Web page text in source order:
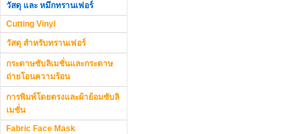
วัสดุ และ หมึกทรานเฟอร์
Cutting Vinyl
วัสดุ สำหรับทรานเฟอร์
กระดาษซับลิเมชั่นและกระดาษ
ถ่ายโอนความร้อน
การพิมพ์โดยตรงและผ้าย้อมซับลิ
เมชั่น
Fabric Face Mask